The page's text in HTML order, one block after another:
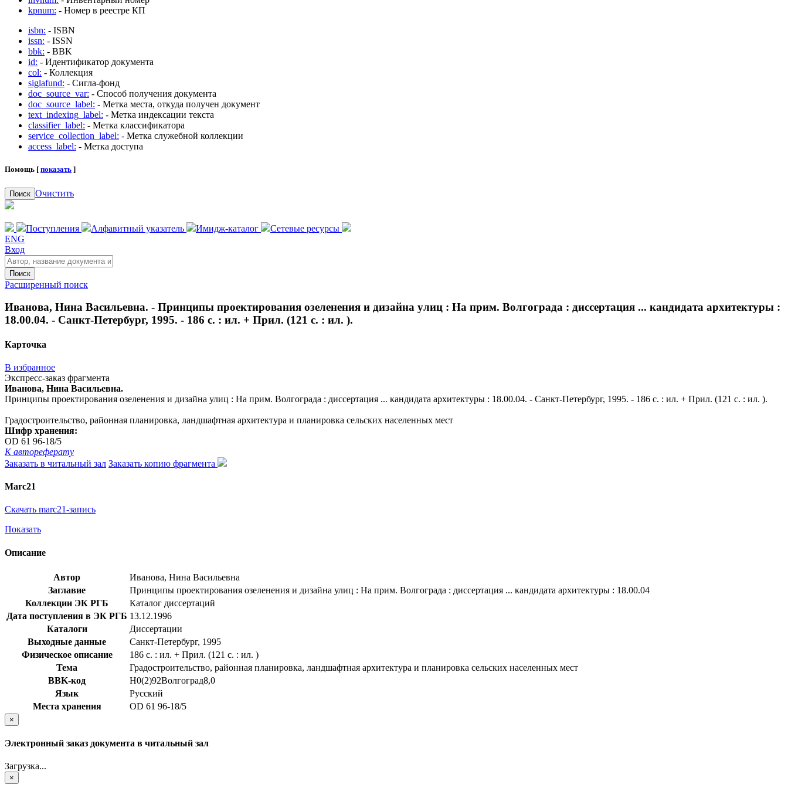
kpnum: - Номер в реестре КП
isbn: - ISBN
issn: - ISSN
bbk: - BBK
id: - Идентификатор документа
col: - Коллекция
siglafund: - Сигла-фонд
doc_source_var: - Способ получения документа
doc_source_label: - Метка места, откуда получен документ
text_indexing_label: - Метка индексации текста
classifier_label: - Метка классификатора
service_collection_label: - Метка служебной коллекции
access_label: - Метка доступа
Помощь [ показать ]
Поиск Очистить
Поступления Алфавитный указатель Имидж-каталог
Сетевые ресурсы
ENG
Вход
Поиск
Расширенный поиск
Иванова, Нина Васильевна. - Принципы проектирования озеленения и дизайна улиц : На прим. Волгограда : диссертация ... кандидата архитектуры :
18.00.04. - Санкт-Петербург, 1995. - 186 с. : ил. + Прил. (121 с. : ил. ).
Карточка
В избранное
Экспресс-заказ фрагмента
Иванова, Нина Васильевна.
Принципы проектирования озеленения и дизайна улиц : На прим. Волгограда : диссертация ... кандидата архитектуры : 18.00.04. - Санкт-Петербург, 1995. - 186 с. : ил. + Прил. (121 с. : ил. ).
Градостроительство, районная планировка, ландшафтная архитектура и планировка сельских населенных мест
Шифр хранения:
OD 61 96-18/5
К автореферату
Заказать в читальный зал Заказать копию фрагмента
Marc21
Скачать marc21-запись
Показать
Описание
Автор
Иванова, Нина Васильевна
Заглавие
Принципы проектирования озеленения и дизайна улиц : На прим. Волгограда : диссертация ... кандидата архитектуры : 18.00.04
Коллекции ЭК РГБ
Каталог диссертаций
Дата поступления в ЭК РГБ 13.12.1996
Каталоги
Диссертации
Выходные данные
Санкт-Петербург, 1995
Физическое описание
186 с. : ил. + Прил. (121 с. : ил. )
Тема
Градостроительство, районная планировка, ландшафтная архитектура и планировка сельских населенных мест
BBK-код
Н0(2)92Волгоград8,0
Язык
Русский
Места хранения
OD 61 96-18/5
×
Электронный заказ документа в читальный зал
Загрузка...
×